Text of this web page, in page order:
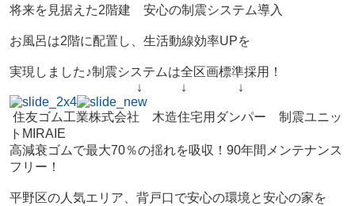
将来を見据えた2階建 安心の制震システム導入
お風呂は2階に配置し、生活動線効率UPを
実現しました♪制震システムは全区画標準採用！
↓ ↓ ↓
住友ゴム工業株式会社 木造住宅用ダンパー 制震ユニッ
トMIRAIE
高減衰ゴムで最大70％の揺れを吸収！90年間メンテナンス
フリー！
平野区の人気エリア、背戸口で安心の環境と安心の家を